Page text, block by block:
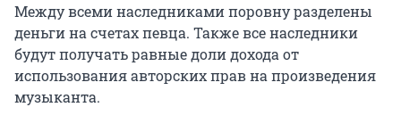
Между всеми наследниками поровну разделены
деньги на счетах певца. Также все наследники
будут получать равные доли дохода от
использования авторских прав на произведения
музыканта.